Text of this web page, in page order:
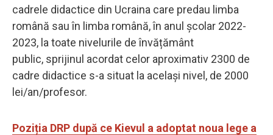
cadrele didactice din Ucraina care predau limba
română sau în limba română, în anul școlar 2022-
2023, la toate nivelurile de învățământ
public, sprijinul acordat celor aproximativ 2300 de
cadre didactice s-a situat la același nivel, de 2000
lei/an/profesor.
Poziția DRP după ce Kievul a adoptat noua lege a